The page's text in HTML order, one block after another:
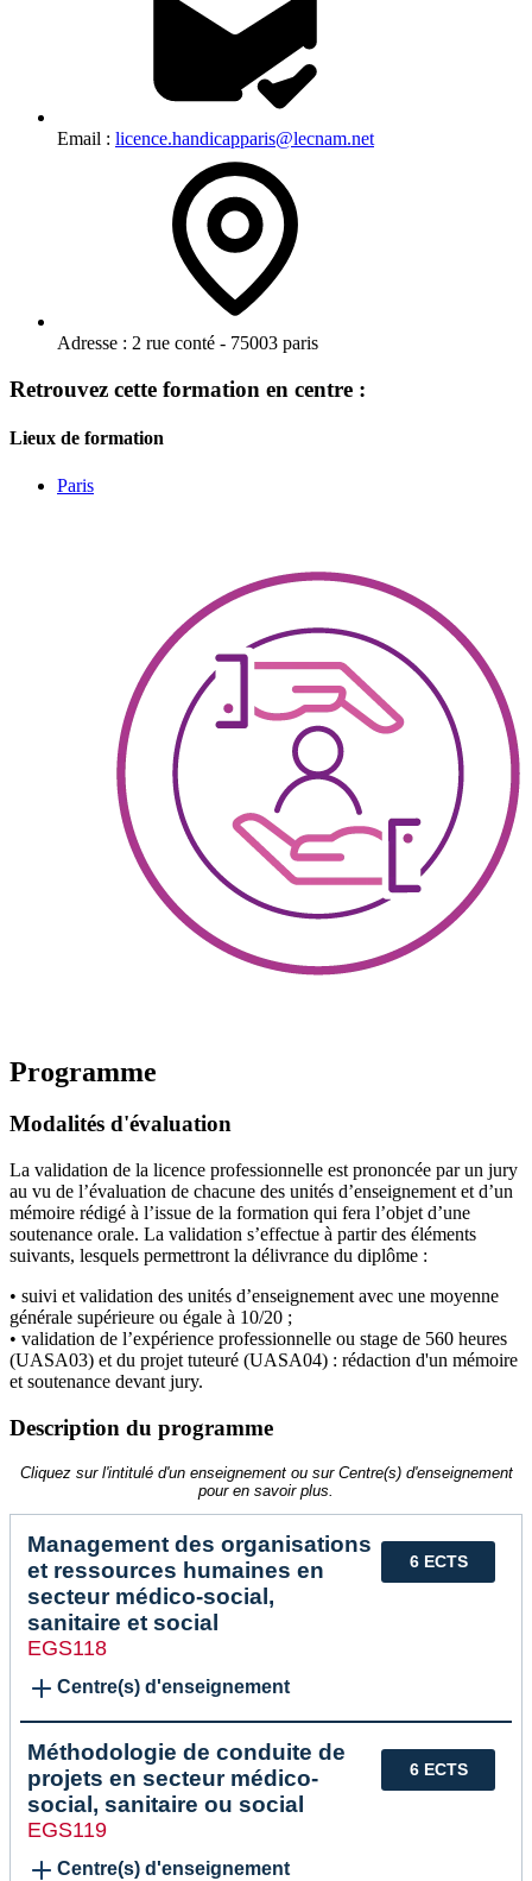
Email : licence.handicapparis@lecnam.net
Adresse : 2 rue conté - 75003 paris
Retrouvez cette formation en centre :
Lieux de formation
Paris
Programme
Modalités d'évaluation
La validation de la licence professionnelle est prononcée par un jury
au vu de l’évaluation de chacune des unités d’enseignement et d’un
mémoire rédigé à l’issue de la formation qui fera l’objet d’une
soutenance orale. La validation s’effectue à partir des éléments
suivants, lesquels permettront la délivrance du diplôme :
• suivi et validation des unités d’enseignement avec une moyenne
générale supérieure ou égale à 10/20 ;
• validation de l’expérience professionnelle ou stage de 560 heures
(UASA03) et du projet tuteuré (UASA04) : rédaction d'un mémoire
et soutenance devant jury.
Description du programme
Cliquez sur l'intitulé d'un enseignement ou sur Centre(s) d'enseignement
pour en savoir plus.
6 ECTS
Management des organisations
et ressources humaines en
secteur médico-social,
sanitaire et social
EGS118
Centre(s) d'enseignement
6 ECTS
Méthodologie de conduite de
projets en secteur médico-
social, sanitaire ou social
EGS119
Centre(s) d'enseignement